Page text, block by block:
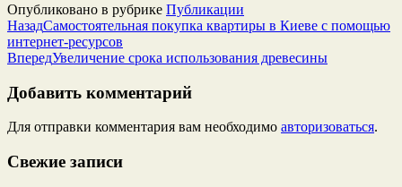
Опубликовано в рубрике Публикации
НазадСамостоятельная покупка квартиры в Киеве с помощью
интернет-ресурсов
ВпередУвеличение срока использования древесины
Добавить комментарий
Для отправки комментария вам необходимо авторизоваться.
Свежие записи